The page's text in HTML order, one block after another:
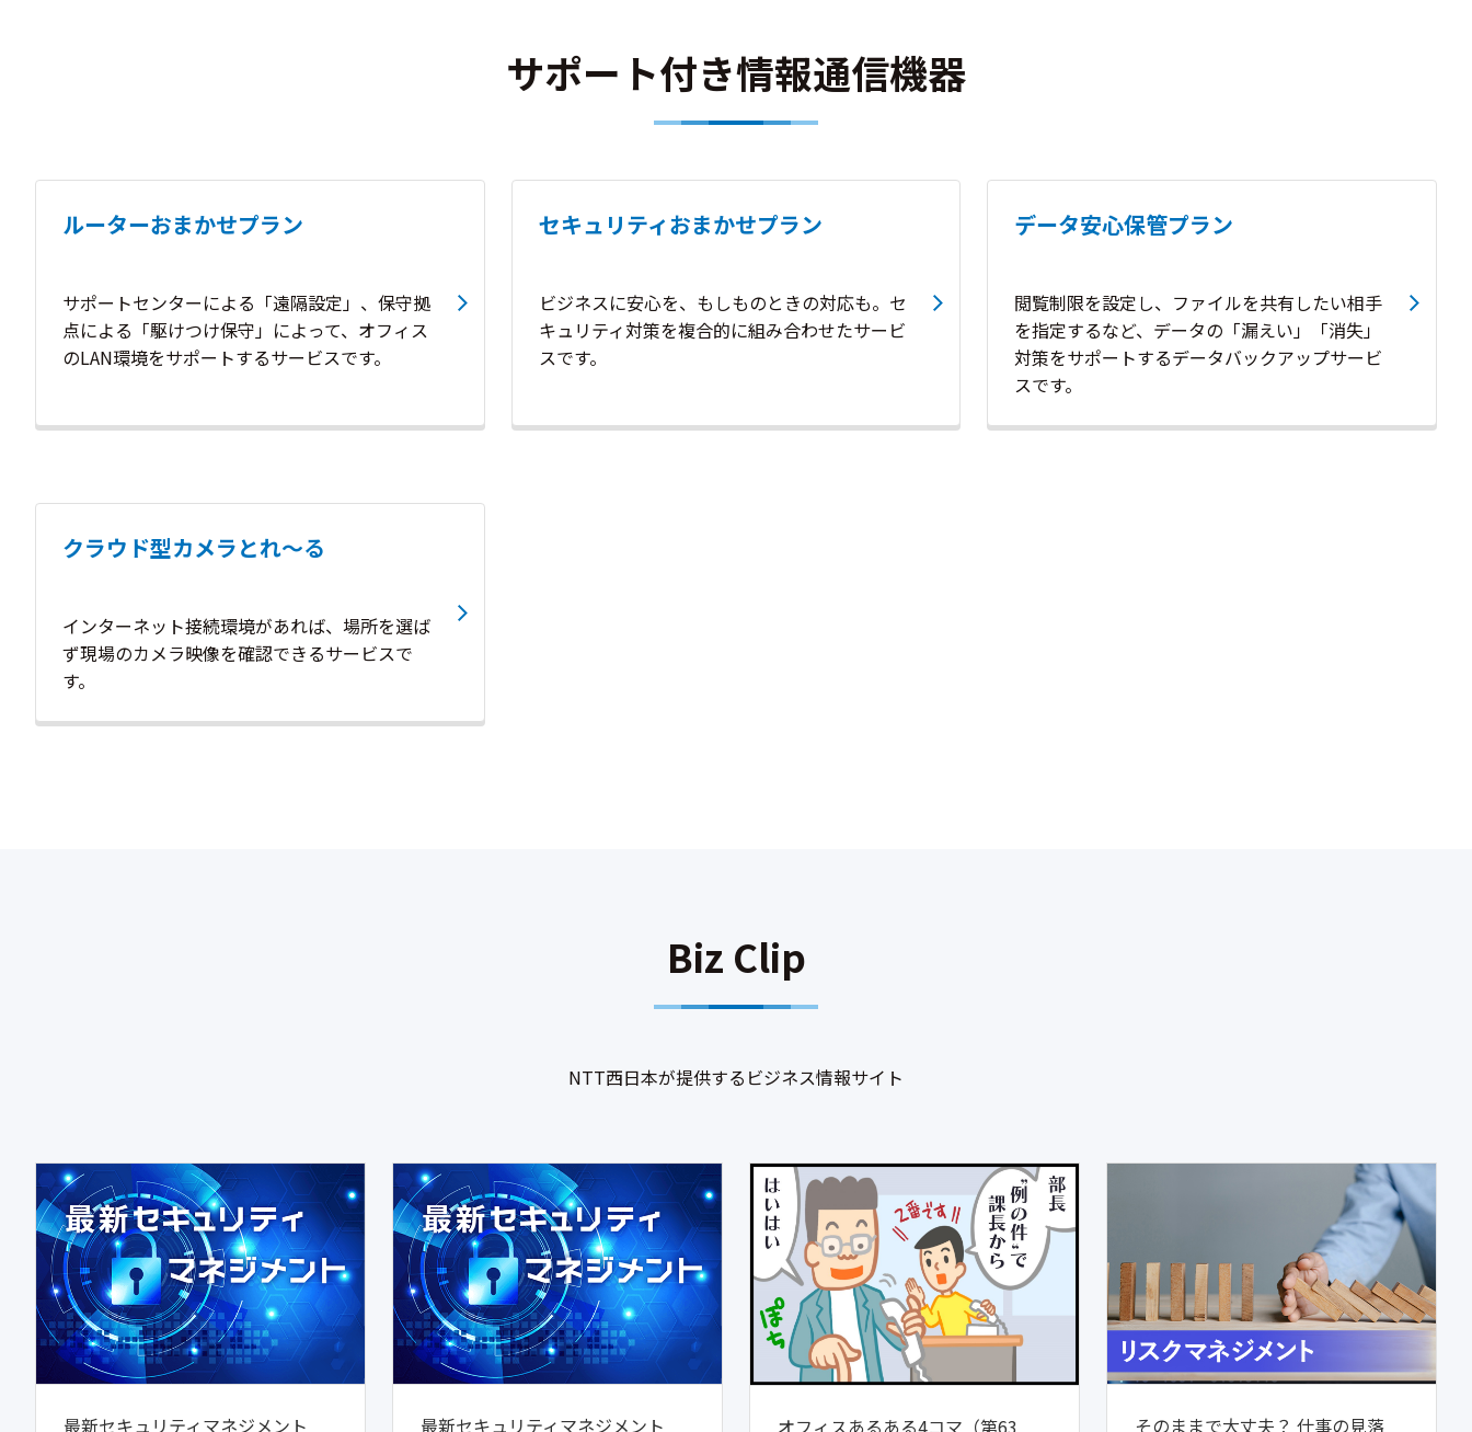
サポート付き情報通信機器
ルーターおまかせプラン
サポートセンターによる「遠隔設定」、保守拠
点による「駆けつけ保守」によって、オフィス
のLAN環境をサポートするサービスです。
セキュリティおまかせプラン
ビジネスに安心を、もしものときの対応も。セ
キュリティ対策を複合的に組み合わせたサービ
スです。
データ安心保管プラン
閲覧制限を設定し、ファイルを共有したい相手
を指定するなど、データの「漏えい」「消失」
対策をサポートするデータバックアップサービ
スです。
クラウド型カメラとれ～る
インターネット接続環境があれば、場所を選ば
ず現場のカメラ映像を確認できるサービスで
す。
Biz Clip
NTT西日本が提供するビジネス情報サイト
最新セキュリティマネジメント 最新セキュリティマネジメント オフィスあるある4コマ（第63 そのままで大丈夫？ 仕事の見落